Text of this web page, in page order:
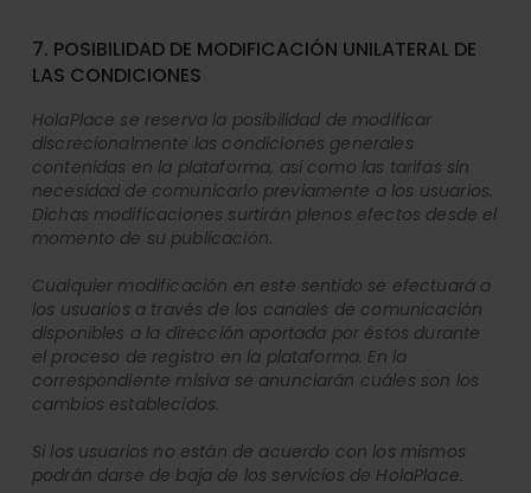
7. POSIBILIDAD DE MODIFICACIÓN UNILATERAL DE
LAS CONDICIONES
HolaPlace se reserva la posibilidad de modificar
discrecionalmente las condiciones generales
contenidas en la plataforma, así como las tarifas sin
necesidad de comunicarlo previamente a los usuarios.
Dichas modificaciones surtirán plenos efectos desde el
momento de su publicación.
Cualquier modificación en este sentido se efectuará a
los usuarios a través de los canales de comunicación
disponibles a la dirección aportada por éstos durante
el proceso de registro en la plataforma. En la
correspondiente misiva se anunciarán cuáles son los
cambios establecidos.
Si los usuarios no están de acuerdo con los mismos
podrán darse de baja de los servicios de HolaPlace.